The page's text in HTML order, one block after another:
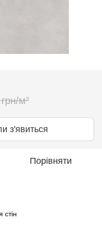
м²
з'явиться
Порівняти
стін